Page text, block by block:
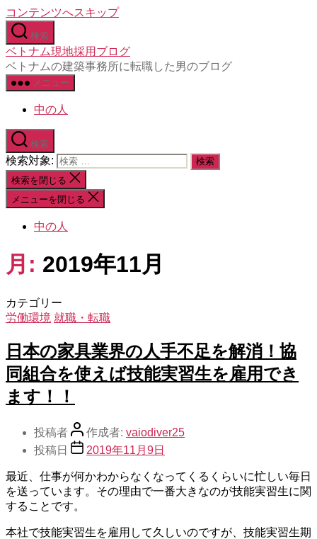
コンテンツへスキップ
検索
ベトナム現地採用ブログ
ベトナムの建築事務所に転職した男のブログ
メニュー
中の人
検索
検索対象:
検索を閉じる
メニューを閉じる
中の人
月: 2019年11月
カテゴリー
労働環境 就職・転職
日本の家具業界の人手不足を解消！協
同組合を使えば技能実習生を雇用でき
ます！！
投稿者 作成者: vaiodiver25
投稿日
2019年11月9日
最近、仕事が何かわからなくなってくるくらいに忙しい毎日
を送っています。その理由で一番大きなのが技能実習生に関
することです。
本社で技能実習生を雇用して久しいのですが、技能実習生期